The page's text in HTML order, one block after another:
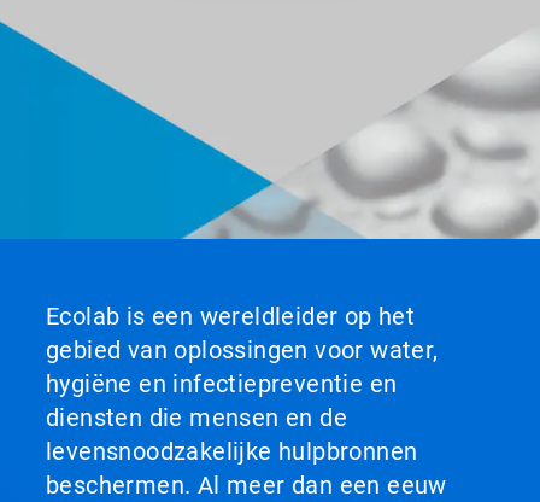
Ecolab is een wereldleider op het
gebied van oplossingen voor water,
hygiëne en infectiepreventie en
diensten die mensen en de
levensnoodzakelijke hulpbronnen
beschermen. Al meer dan een eeuw